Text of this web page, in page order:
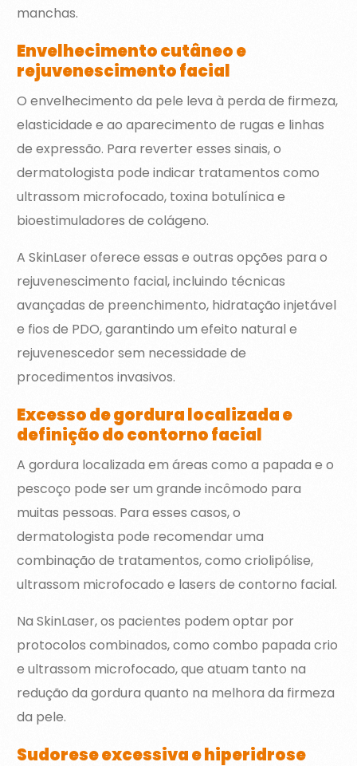
manchas.
Envelhecimento cutâneo e
rejuvenescimento facial
O envelhecimento da pele leva à perda de firmeza,
elasticidade e ao aparecimento de rugas e linhas
de expressão. Para reverter esses sinais, o
dermatologista pode indicar tratamentos como
ultrassom microfocado, toxina botulínica e
bioestimuladores de colágeno.
A SkinLaser oferece essas e outras opções para o
rejuvenescimento facial, incluindo técnicas
avançadas de preenchimento, hidratação injetável
e fios de PDO, garantindo um efeito natural e
rejuvenescedor sem necessidade de
procedimentos invasivos.
Excesso de gordura localizada e
definição do contorno facial
A gordura localizada em áreas como a papada e o
pescoço pode ser um grande incômodo para
muitas pessoas. Para esses casos, o
dermatologista pode recomendar uma
combinação de tratamentos, como criolipólise,
ultrassom microfocado e lasers de contorno facial.
Na SkinLaser, os pacientes podem optar por
protocolos combinados, como combo papada crio
e ultrassom microfocado, que atuam tanto na
redução da gordura quanto na melhora da firmeza
da pele.
Sudorese excessiva e hiperidrose